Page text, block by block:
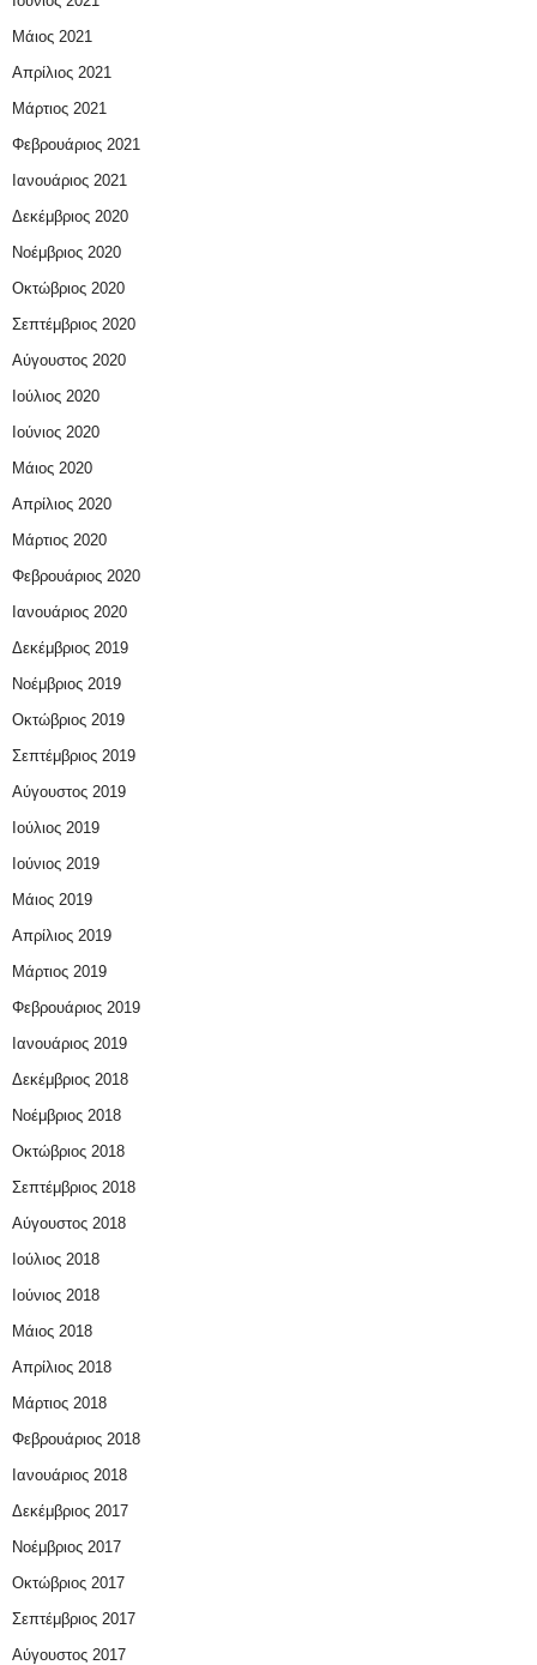
Μάιος 2021
Απρίλιος 2021
Μάρτιος 2021
Φεβρουάριος 2021
Ιανουάριος 2021
Δεκέμβριος 2020
Νοέμβριος 2020
Οκτώβριος 2020
Σεπτέμβριος 2020
Αύγουστος 2020
Ιούλιος 2020
Ιούνιος 2020
Μάιος 2020
Απρίλιος 2020
Μάρτιος 2020
Φεβρουάριος 2020
Ιανουάριος 2020
Δεκέμβριος 2019
Νοέμβριος 2019
Οκτώβριος 2019
Σεπτέμβριος 2019
Αύγουστος 2019
Ιούλιος 2019
Ιούνιος 2019
Μάιος 2019
Απρίλιος 2019
Μάρτιος 2019
Φεβρουάριος 2019
Ιανουάριος 2019
Δεκέμβριος 2018
Νοέμβριος 2018
Οκτώβριος 2018
Σεπτέμβριος 2018
Αύγουστος 2018
Ιούλιος 2018
Ιούνιος 2018
Μάιος 2018
Απρίλιος 2018
Μάρτιος 2018
Φεβρουάριος 2018
Ιανουάριος 2018
Δεκέμβριος 2017
Νοέμβριος 2017
Οκτώβριος 2017
Σεπτέμβριος 2017
Αύγουστος 2017